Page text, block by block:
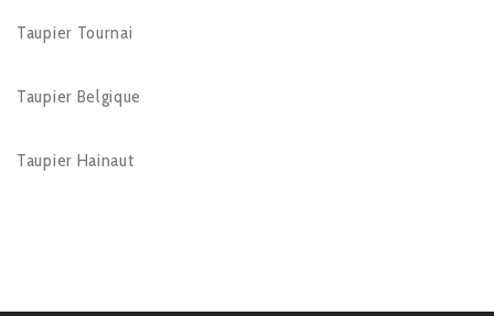
Taupier Tournai
Taupier Belgique
Taupier Hainaut